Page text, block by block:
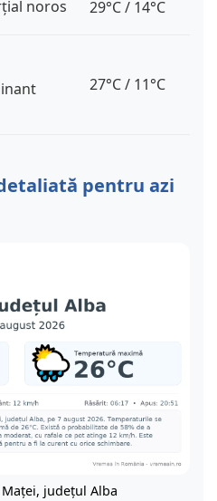
noros 29°C / 14°C
27°C / 11°C
pentru azi
județul Alba